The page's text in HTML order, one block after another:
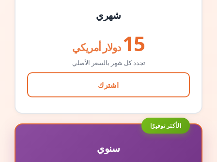
شهري
15 دولار أمريكي
تجدد كل شهر بالسعر الأصلي
اشترك
الأكثر توفيرًا
سنوي